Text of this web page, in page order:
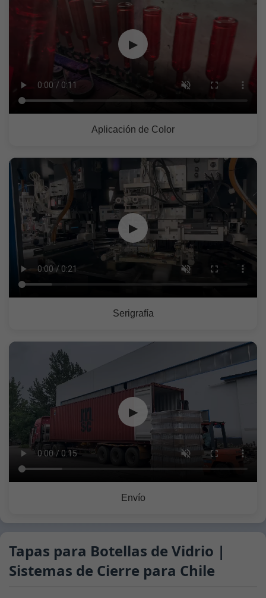
▶
Aplicación de Color
▶
Serigrafía
▶
Envío
Tapas para Botellas de Vidrio |
Sistemas de Cierre para Chile